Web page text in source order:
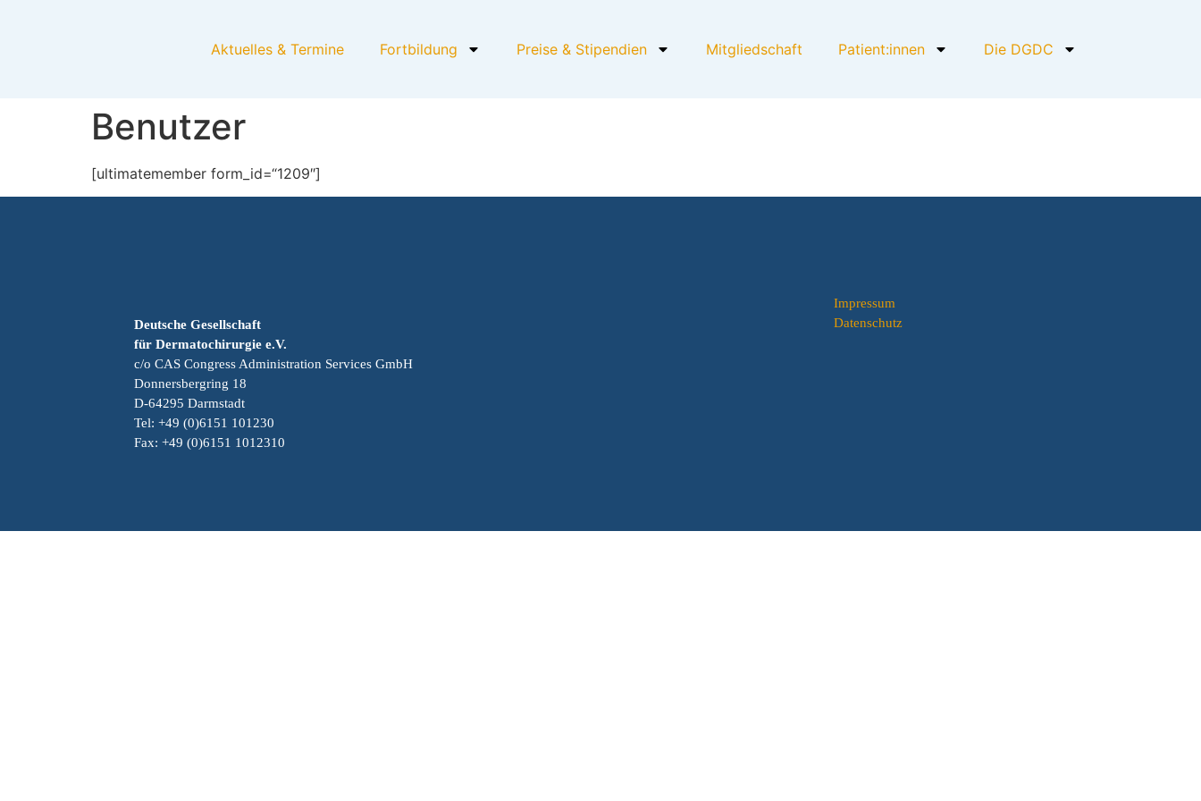
Aktuelles & Termine Fortbildung Preise & Stipendien Mitgliedschaft Patient:innen Die DGDC
Benutzer
[ultimatemember form_id=“1209″]
Deutsche Gesellschaft
für Dermatochirurgie e.V.
c/o CAS Congress Administration Services GmbH
Donnersbergring 18
D-64295 Darmstadt
Tel: +49 (0)6151 101230
Fax: +49 (0)6151 1012310
Impressum
Datenschutz